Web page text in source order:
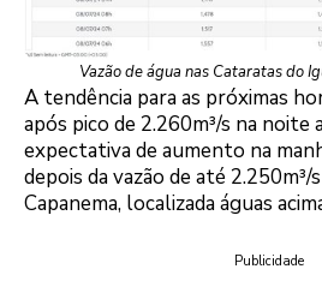
Vazão de água nas Cataratas do
A tendência para as próximas
após pico de 2.260m³/s na
expectativa de aumento na
depois da vazão de até
Capanema, localizada águas
Publicidade